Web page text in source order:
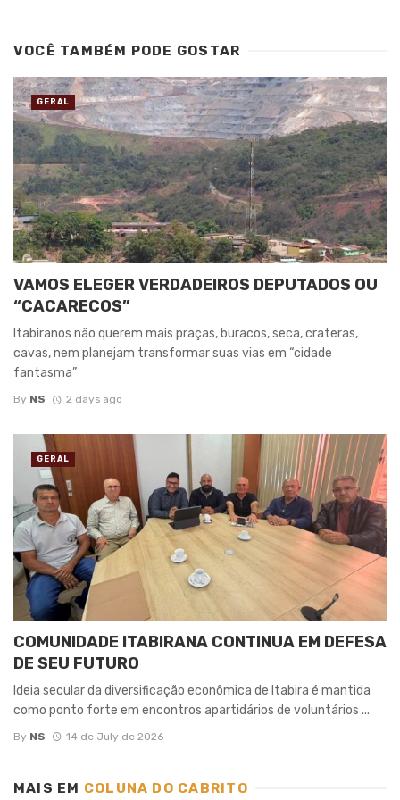
VOCÊ TAMBÉM PODE GOSTAR
VAMOS ELEGER VERDADEIROS DEPUTADOS OU
“CACARECOS”
Itabiranos não querem mais praças, buracos, seca, crateras,
cavas, nem planejam transformar suas vias em “cidade
fantasma”
By NS 2 days ago
GERAL
COMUNIDADE ITABIRANA CONTINUA EM DEFESA
DE SEU FUTURO
Ideia secular da diversificação econômica de Itabira é mantida
como ponto forte em encontros apartidários de voluntários ...
By NS 14 de July de 2026
GERAL
MAIS EM COLUNA DO CABRITO